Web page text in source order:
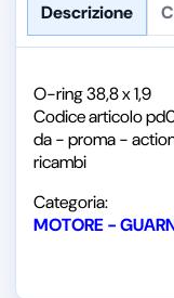
Descrizione
O-ring 38,8 x 1,9
Codice articolo
da - proma -
ricambi
Categoria:
MOTORE -